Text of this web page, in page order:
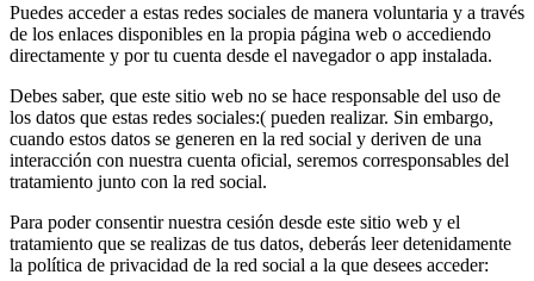
Puedes acceder a estas redes sociales de manera voluntaria y a través
de los enlaces disponibles en la propia página web o accediendo
directamente y por tu cuenta desde el navegador o app instalada.
Debes saber, que este sitio web no se hace responsable del uso de
los datos que estas redes sociales:( pueden realizar. Sin embargo,
cuando estos datos se generen en la red social y deriven de una
interacción con nuestra cuenta oficial, seremos corresponsables del
tratamiento junto con la red social.
Para poder consentir nuestra cesión desde este sitio web y el
tratamiento que se realizas de tus datos, deberás leer detenidamente
la política de privacidad de la red social a la que desees acceder: